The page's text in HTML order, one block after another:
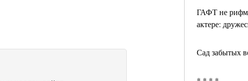
ГАФТ не
актере:
Сад забытых